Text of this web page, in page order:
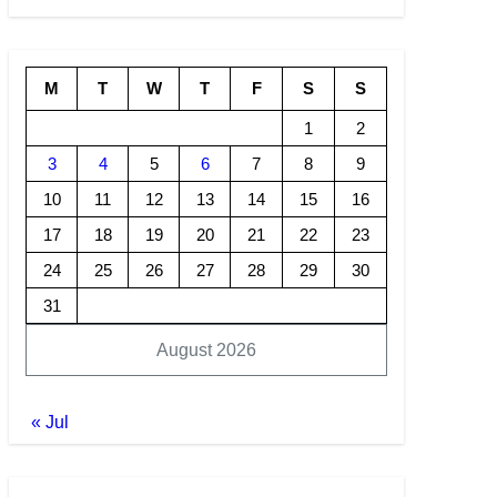
August 2026
M T W T F S S
1
2
3
4 5 6 7 8
9
10
11 12 13 14 15
16
17
18 19 20 21 22
23
24
25 26 27 28 29
30
31
« Jul